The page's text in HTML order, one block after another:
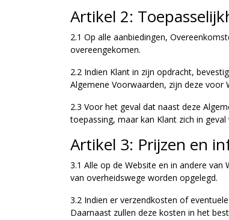
Artikel 2:
2.1 Op alle aanbiedingen,
overeengekomen.
2.2 Indien Klant in zijn opdracht,
Algemene Voorwaarden, zijn deze voor
2.3 Voor het geval dat naast deze
toepassing, maar kan Klant zich in
Artikel 3: Prijzen en
3.1 Alle op de Website en in andere
van overheidswege worden opgelegd.
3.2 Indien er verzendkosten of
Daarnaast zullen deze kosten in het